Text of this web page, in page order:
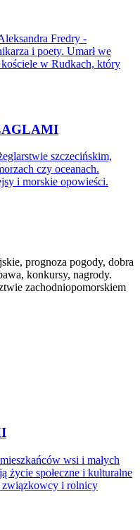
Fredry -
i poety. Umarł we
w Rudkach, który
szczecińskim,
czy oceanach.
i morskie opowieści.
prognoza pogody, dobra
konkursy, nagrody.
zachodniopomorskiem
wsi i małych
życie społeczne i kulturalne
związkowcy i rolnicy